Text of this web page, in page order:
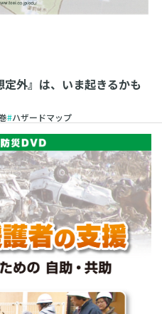
外』は、いま起きるかも
ハザードマップ